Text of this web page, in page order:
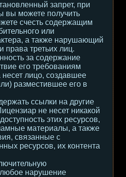
запрет, при
вы можете получить
счесть содержащим
или
а также нарушающий
права третьих лиц.
за содержание
его требованиям
лицо, создавшее
разместившее его в
ссылки на другие
не несет никакой
этих ресурсов,
материалы, а также
связанные с
ресурсов, их контента
любое нарушение